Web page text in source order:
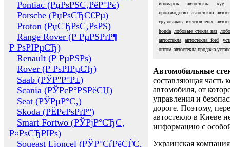
Pontiac (РџРѕРЅС‚РёР°Рє)
Porsche (РџРѕСЂС€Рµ)
Proton (РџСЂРѕС‚РѕРЅ)
Range Rover (Р РµРЅРґР¶
Р РѕРІРµСЂ)
Renault (Р РµРЅРѕ)
Rover (Р РѕРІРµСЂ)
Saab (РЎР°Р°Р±)
Scania (РЎРєР°РЅРёСЏ)
Seat (РЎРµР°С‚)
Skoda (РЁРєРѕРґР°)
Smart Fortwo (РЎРјР°СЂС‚
Р¤РѕСЂРІРѕ)
Soueast Lioncel (РЎР°СѓРёСЃС‚
иномарок
автостекла xyg
производство автостекла
грузовиков изготовление
honda
лобовые стекла ваз
автостекла
автостекла ford
оптом автостекла продажа
Автомобильные
составляющая часть
автомобиля, от
управления и
дороге. Поэтому,
автостекло в Киеве
информацию с
Украинская